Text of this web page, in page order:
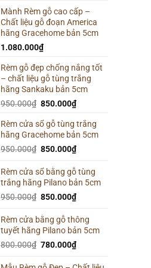
Mành Rèm gỗ cao cấp –
Chất liệu gỗ đoạn America
hãng Gracehome bản 5cm
1.080.000₫
Rèm gỗ đẹp chống nắng tốt
– chất liệu gỗ tùng trắng
hãng Sankaku bản 5cm
950.000₫ Giá
là:
950.000₫.
850.000₫Giá
tại
là:
850.000₫.
Rèm cửa sổ gỗ tùng trắng
hãng Gracehome bản 5cm
950.000₫ Giá
là:
950.000₫.
850.000₫Giá
tại
là:
850.000₫.
Rèm cửa sổ bằng gỗ tùng
trắng hãng Pilano bản 5cm
950.000₫ Giá
là:
950.000₫.
850.000₫Giá
tại
là:
850.000₫.
Rèm cửa bằng gỗ thông
tuyết hãng Pilano bản 5cm
800.000₫ Giá
780.000₫Giá